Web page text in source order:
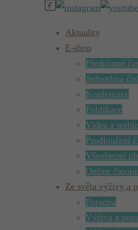
Aktuality
E-shop
Předplatné
Jednotlivá
Konference
Publikace
Videa a
Prodloužení
Všeobecné
Online
Ze světa výživy a
Poradna
Výživa a